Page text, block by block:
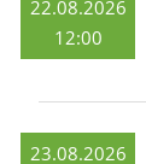
22.08.2026
12:00
23.08.2026